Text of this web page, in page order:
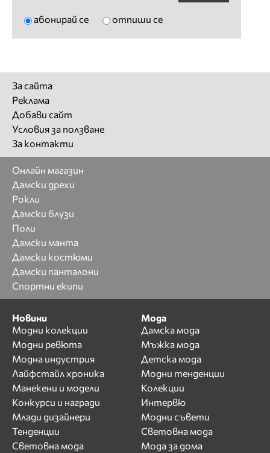
абонирай се отпиши се
За сайта
Реклама
Добави сайт
Условия за ползване
За контакти
Онлайн магазин
Дамски дрехи
Рокли
Дамски блузи
Поли
Дамски манта
Дамски костюми
Дамски панталони
Спортни екипи
Новини
Модни колекции
Модни ревюта
Модна индустрия
Лайфстайл хроника
Манекени и модели
Конкурси и награди
Млади дизайнери
Тенденции
Световна мода
Мода
Дамска мода
Мъжка мода
Детска мода
Модни тенденции
Колекции
Интервю
Модни съвети
Световна мода
Мода за дома